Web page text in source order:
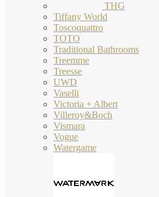
THG
Tiffany World
Toscoquattro
TOTO
Traditional Bathrooms
Treemme
Treesse
UWD
Vaselli
Victoria + Albert
Villeroy&Boch
Vismara
Vogue
Watergame